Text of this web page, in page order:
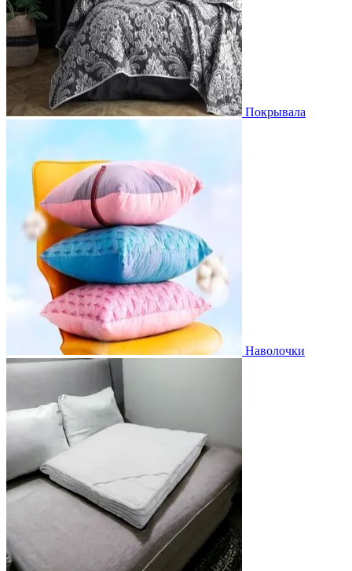
Покрывала
Наволочки